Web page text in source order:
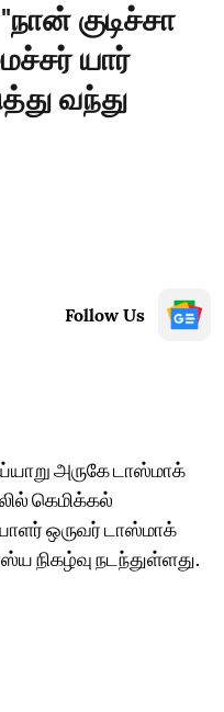
குடிச்சா
யார்
வந்து
Follow Us
அருகே டாஸ்மாக்
கெமிக்கல்
ஒருவர் டாஸ்மாக்
நிகழ்வு நடந்துள்ளது.